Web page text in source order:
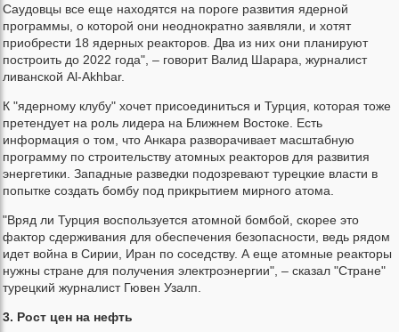
Саудовцы все еще находятся на пороге развития ядерной
программы, о которой они неоднократно заявляли, и хотят
приобрести 18 ядерных реакторов. Два из них они планируют
построить до 2022 года", – говорит Валид Шарара, журналист
ливанской Al-Akhbar.
К "ядерному клубу" хочет присоединиться и Турция, которая тоже
претендует на роль лидера на Ближнем Востоке. Есть
информация о том, что Анкара разворачивает масштабную
программу по строительству атомных реакторов для развития
энергетики. Западные разведки подозревают турецкие власти в
попытке создать бомбу под прикрытием мирного атома.
"Вряд ли Турция воспользуется атомной бомбой, скорее это
фактор сдерживания для обеспечения безопасности, ведь рядом
идет война в Сирии, Иран по соседству. А еще атомные реакторы
нужны стране для получения электроэнергии", – сказал "Стране"
турецкий журналист Гювен Узалп.
3. Рост цен на нефть